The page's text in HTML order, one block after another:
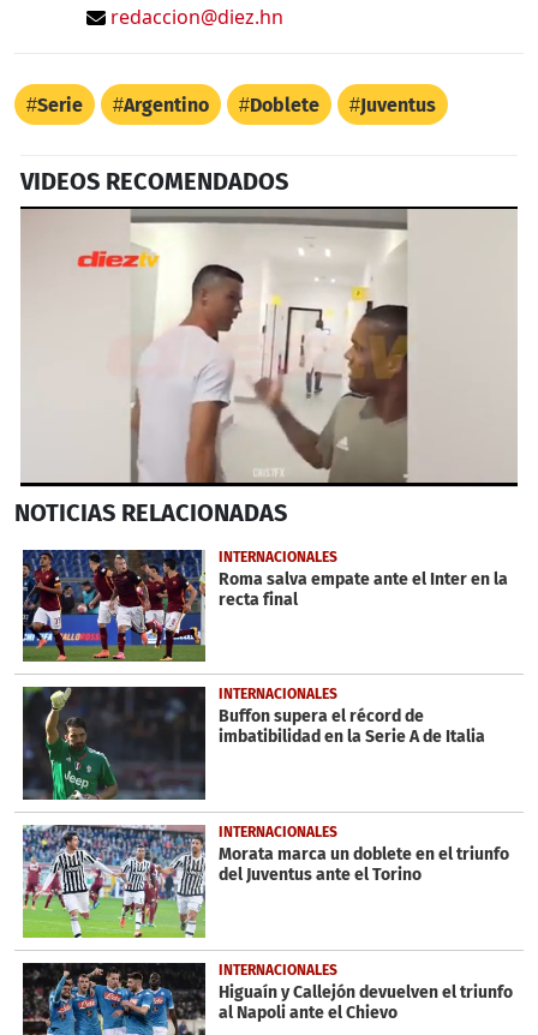
redaccion@diez.hn
Serie Argentino Doblete Juventus
VIDEOS RECOMENDADOS
seconds
54
seconds
NOTICIAS RELACIONADAS
INTERNACIONALES
Roma salva empate ante el Inter en la
recta final
INTERNACIONALES
Buffon supera el récord de
imbatibilidad en la Serie A de Italia
INTERNACIONALES
Morata marca un doblete en el triunfo
del Juventus ante el Torino
INTERNACIONALES
Higuaín y Callejón devuelven el triunfo
al Napoli ante el Chievo